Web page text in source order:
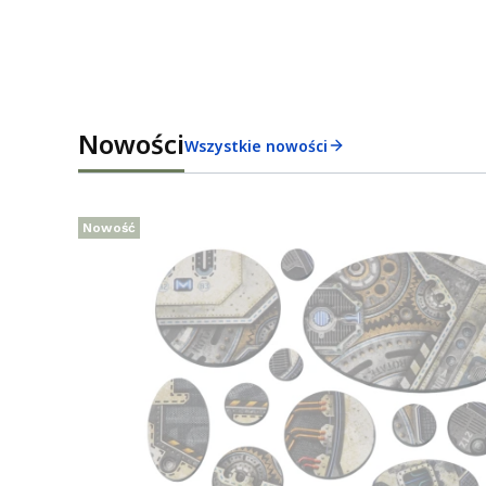
NowościWszystkie nowości
Nowość